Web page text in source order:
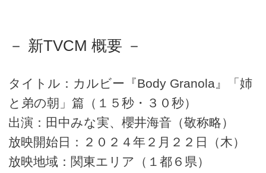
－ 新TVCM 概要 －
タイトル：カルビー『Body Granola』「姉
と弟の朝」篇（１５秒・３０秒）
出演：田中みな実、櫻井海音（敬称略）
放映開始日：２０２４年２月２２日（木）
放映地域：関東エリア（１都６県）